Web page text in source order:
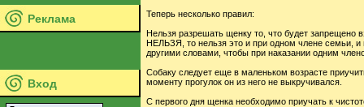
Реклама
Вход
Теперь несколько правил:
Нельзя разрешать щенку то, что будет запрещено
НЕЛЬЗЯ, то нельзя это и при одном члене семьи, и
другими словами, чтобы при наказании одним
Собаку следует еще в маленьком возрасте
моменту прогулок он из него не выкручивался.
С первого дня щенка необходимо приучать к